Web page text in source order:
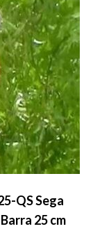
QS Sega
25 cm